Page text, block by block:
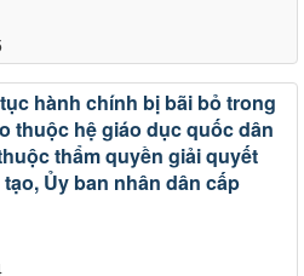
hành chính bị bãi bỏ trong
thuộc hệ giáo dục quốc dân
thẩm quyền giải quyết
Ủy ban nhân dân cấp